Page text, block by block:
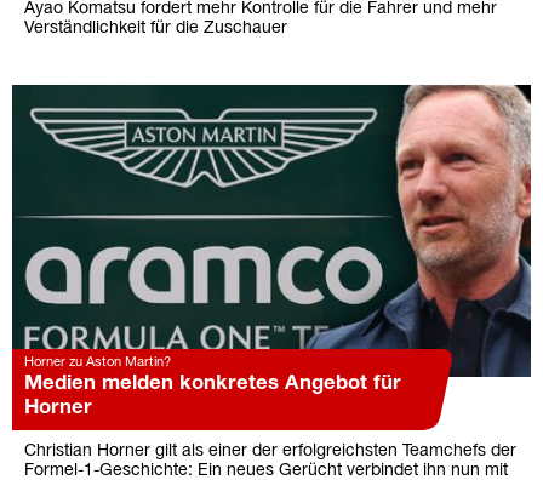
Ayao Komatsu fordert mehr Kontrolle für die Fahrer und mehr
Verständlichkeit für die Zuschauer
Horner zu Aston Martin?
Medien melden konkretes Angebot für
Horner
Christian Horner gilt als einer der erfolgreichsten Teamchefs der
Formel-1-Geschichte: Ein neues Gerücht verbindet ihn nun mit